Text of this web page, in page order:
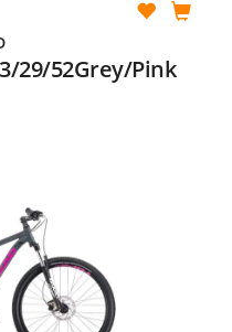
29/52Grey/Pink